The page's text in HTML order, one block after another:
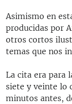
Asimismo en
producidas por
otros cortos
temas que nos
La cita era para
siete y veinte lo
minutos antes,